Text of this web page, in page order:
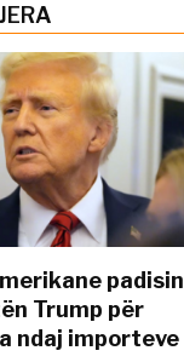
padisin
Trump për
ndaj importeve